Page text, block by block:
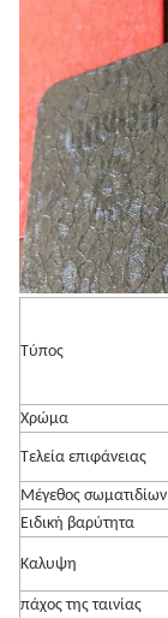
Τύπος
Χρώμα
Τελεία επιφάνειας
Μέγεθος σωματιδίων
Ειδική βαρύτητα
Καλυψη
πάχος της ταινίας